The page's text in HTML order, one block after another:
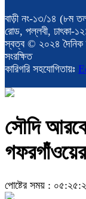
বাড়ী নং-১৩/১৪ (৮ম
রোড, পল্লবী, ঢাৎকা-
স্বত্ব © ২০২৪ দৈনিক
সংরক্ষিত
কারিগরি সহযোগিতায়ঃ
সৌদি
পোষ্টের সময় :